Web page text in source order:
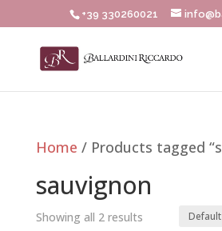
+39 330260021
Home / Products tagged
sauvignon
Showing all 2 results